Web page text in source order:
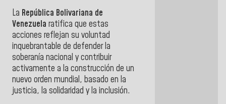
La República Bolivariana de
Venezuela ratifica que estas
acciones reflejan su voluntad
inquebrantable de defender la
soberanía nacional y contribuir
activamente a la construcción de un
nuevo orden mundial, basado en la
justicia, la solidaridad y la inclusión.